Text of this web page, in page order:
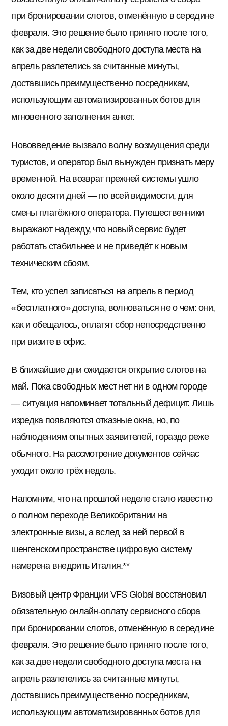
при бронировании слотов, отменённую в середине
февраля. Это решение было принято после того,
как за две недели свободного доступа места на
апрель разлетелись за считанные минуты,
доставшись преимущественно посредникам,
использующим автоматизированных ботов для
мгновенного заполнения анкет.
Нововведение вызвало волну возмущения среди
туристов, и оператор был вынужден признать меру
временной. На возврат прежней системы ушло
около десяти дней — по всей видимости, для
смены платёжного оператора. Путешественники
выражают надежду, что новый сервис будет
работать стабильнее и не приведёт к новым
техническим сбоям.
Тем, кто успел записаться на апрель в период
«бесплатного» доступа, волноваться не о чем: они,
как и обещалось, оплатят сбор непосредственно
при визите в офис.
В ближайшие дни ожидается открытие слотов на
май. Пока свободных мест нет ни в одном городе
— ситуация напоминает тотальный дефицит. Лишь
изредка появляются отказные окна, но, по
наблюдениям опытных заявителей, гораздо реже
обычного. На рассмотрение документов сейчас
уходит около трёх недель.
Напомним, что на прошлой неделе стало известно
о полном переходе Великобритании на
электронные визы, а вслед за ней первой в
шенгенском пространстве цифровую систему
намерена внедрить Италия.**
Визовый центр Франции VFS Global восстановил
обязательную онлайн-оплату сервисного сбора
при бронировании слотов, отменённую в середине
февраля. Это решение было принято после того,
как за две недели свободного доступа места на
апрель разлетелись за считанные минуты,
доставшись преимущественно посредникам,
использующим автоматизированных ботов для